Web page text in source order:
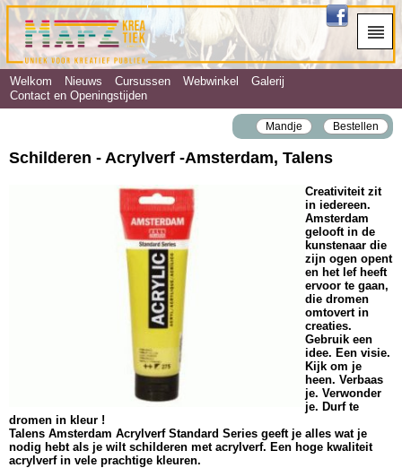
Welkom Nieuws Cursussen Webwinkel
Galerij
Contact en Openingstijden
Mandje Bestellen
Schilderen - Acrylverf ‐Amsterdam, Talens
Creativiteit zit
in iedereen.
Amsterdam
gelooft in de
kunstenaar die
zijn ogen opent
en het lef heeft
ervoor te gaan,
die dromen
omtovert in
creaties.
Gebruik een
idee. Een visie.
Kijk om je
heen. Verbaas
je. Verwonder
je. Durf te
dromen in kleur !
Talens Amsterdam Acrylverf Standard Series geeft je alles wat je
nodig hebt als je wilt schilderen met acrylverf. Een hoge kwaliteit
acrylverf in vele prachtige kleuren.